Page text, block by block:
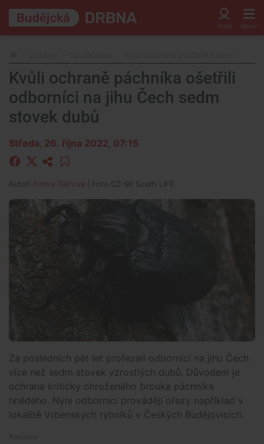
Kvůli ochraně páchníka ošetřili
odborníci na jihu Čech sedm
stovek dubů
Středa, 26. října 2022, 07:15
Autoři Elmira Talířová | Foto CZ-SK South LIFE
Za posledních pět let prořezali odborníci na jihu Čech
více než sedm stovek vzrostlých dubů. Důvodem je
ochrana kriticky ohroženého brouka páchníka
hnědého. Nyní odborníci provádějí ořezy například v
lokalitě Vrbenských rybníků v Českých Budějovicích.